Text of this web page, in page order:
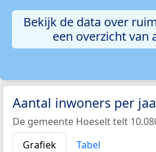
Bekijk de data over
een overzicht van
Aantal inwoners per
De gemeente Hoeselt telt
Grafiek
Tabel